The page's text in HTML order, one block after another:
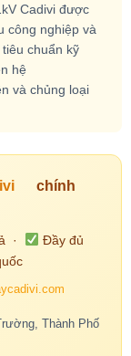
Cadivi được
công nghiệp và
chuẩn kỹ
hệ
và chủng loại
chính
·
Đầy đủ
Thành Phố